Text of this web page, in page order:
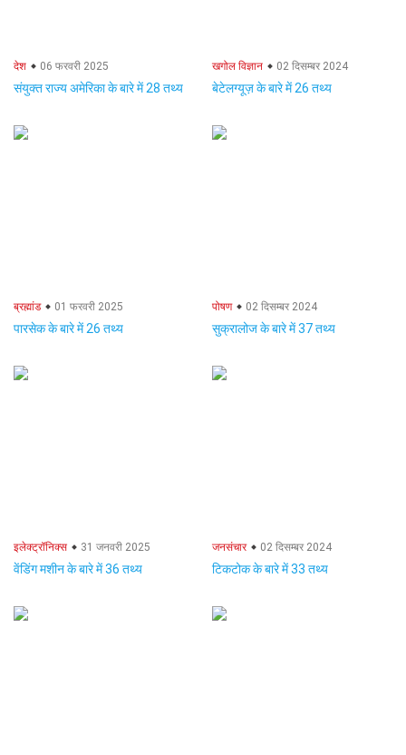
देश 06 फरवरी 2025
संयुक्त राज्य अमेरिका के बारे में 28 तथ्य
खगोल विज्ञान 02 दिसम्बर 2024
बेटेलग्यूज़ के बारे में 26 तथ्य
ब्रह्मांड 01 फरवरी 2025
पारसेक के बारे में 26 तथ्य
पोषण 02 दिसम्बर 2024
सुक्रालोज के बारे में 37 तथ्य
इलेक्ट्रॉनिक्स 31 जनवरी 2025
वेंडिंग मशीन के बारे में 36 तथ्य
जनसंचार 02 दिसम्बर 2024
टिकटोक के बारे में 33 तथ्य